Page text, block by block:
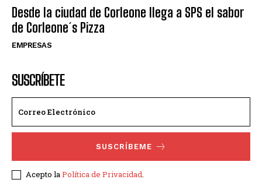
Desde la ciudad de Corleone llega a SPS el sabor
de Corleone´s Pizza
EMPRESAS
SUSCRÍBETE
SUSCRÍBEME
Acepto la Política de Privacidad